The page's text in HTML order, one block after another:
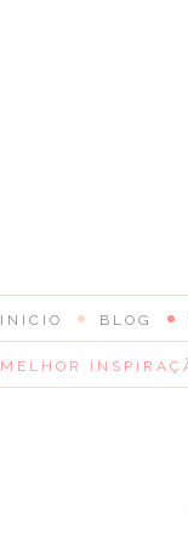
INICIO BLOG
MELHOR